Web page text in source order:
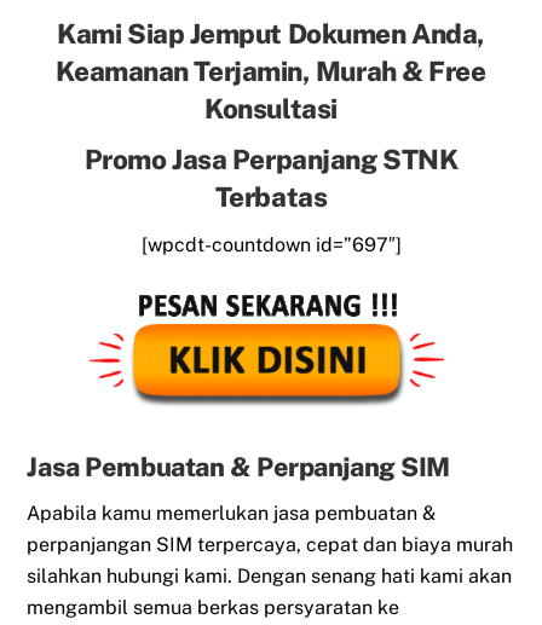
Kami Siap Jemput Dokumen Anda,
Keamanan Terjamin, Murah & Free
Konsultasi
Promo Jasa Perpanjang STNK
Terbatas
[wpcdt-countdown id=”697″]
Jasa Pembuatan & Perpanjang SIM
Apabila kamu memerlukan jasa pembuatan &
perpanjangan SIM terpercaya, cepat dan biaya murah
silahkan hubungi kami. Dengan senang hati kami akan
mengambil semua berkas persyaratan ke